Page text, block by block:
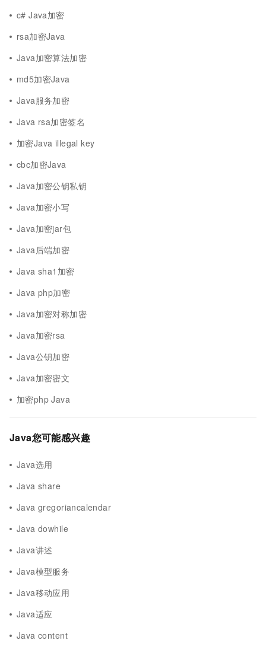
c# Java加密
rsa加密Java
Java加密算法加密
md5加密Java
Java服务加密
Java rsa加密签名
加密Java illegal key
cbc加密Java
Java加密公钥私钥
Java加密小写
Java加密jar包
Java后端加密
Java sha1加密
Java php加密
Java加密对称加密
Java加密rsa
Java公钥加密
Java加密密文
加密php Java
Java您可能感兴趣
Java选用
Java share
Java gregoriancalendar
Java dowhile
Java讲述
Java模型服务
Java移动应用
Java适应
Java content